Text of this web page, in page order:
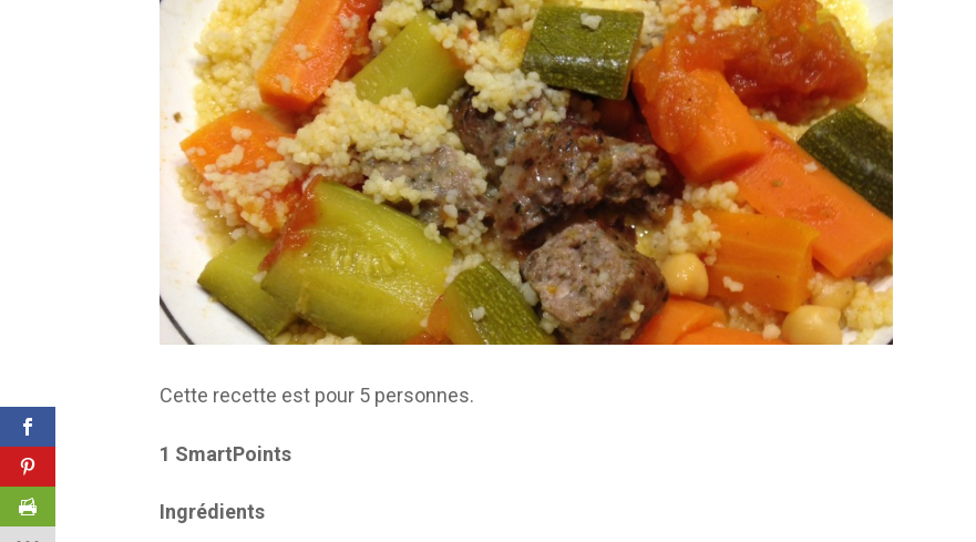
Cette recette est pour 5 personnes.
1 SmartPoints
Ingrédients